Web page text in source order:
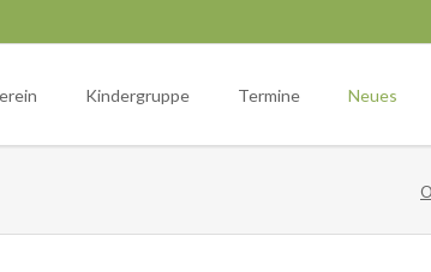
Kindergruppe Termine Neues